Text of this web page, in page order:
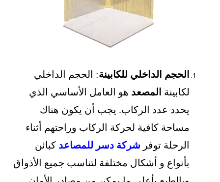
الحجم الداخلي للكابينة: الحجم الداخلي
لكابينة المصعد هو العامل الأساسي الذي
يحدد عدد الركاب. يجب أن يكون هناك
مساحة كافية لحركة الركاب وراحتهم أثناء
الرحلة توفر شركة دسر للمصاعد كبائن
بأنواع و أشكال مختلفة لتناسب جميع الأذواق